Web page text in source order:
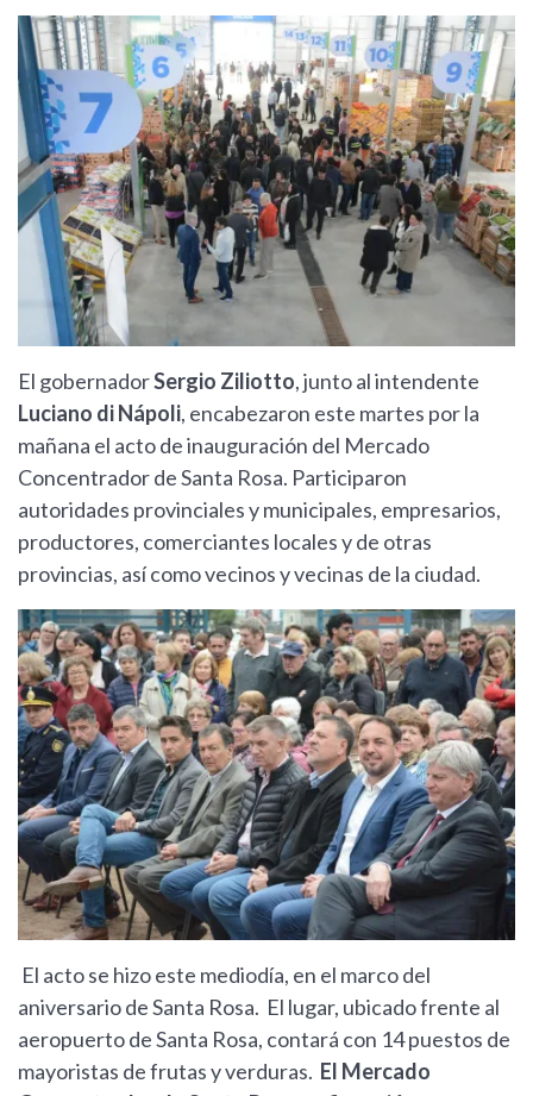
El gobernadorSergio Ziliotto, junto al intendente
Luciano di Nápoli, encabezaron este martes por la
mañana el acto de inauguración del Mercado
Concentrador de Santa Rosa. Participaron
autoridades provinciales y municipales, empresarios,
productores, comerciantes locales y de otras
provincias, así como vecinos y vecinas de la ciudad.
El acto se hizo este mediodía, en el marco del
aniversario de Santa Rosa. El lugar, ubicado frente al
aeropuerto de Santa Rosa, contará con 14 puestos de
mayoristas de frutas y verduras. El Mercado